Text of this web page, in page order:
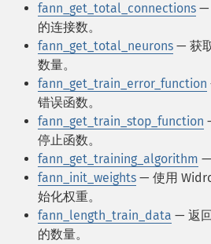
fann_get_total_connections —
的连接数。
fann_get_total_neurons — 获
数量。
fann_get_train_error_function
错误函数。
fann_get_train_stop_function
停止函数。
fann_get_training_algorithm —
fann_init_weights — 使用
始化权重。
fann_length_train_data — 返
的数量。